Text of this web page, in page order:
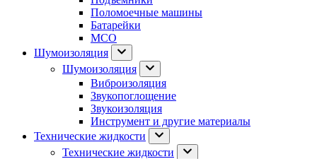
Поломоечные машины
Батарейки
МСО
Шумоизоляция
Шумоизоляция
Виброизоляция
Звукопоглощение
Звукоизоляция
Инструмент и другие материалы
Технические жидкости
Технические жидкости